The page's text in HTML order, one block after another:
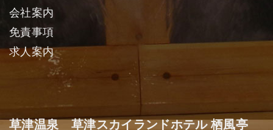
会社案内
免責事項
求人案内
草津温泉 草津スカイランドホテル 栖風亭